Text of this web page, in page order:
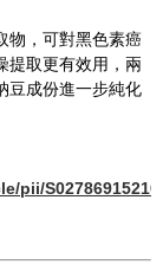
物，可對黑色素癌
提取更有效用，兩
豆成份進一步純化
pii/